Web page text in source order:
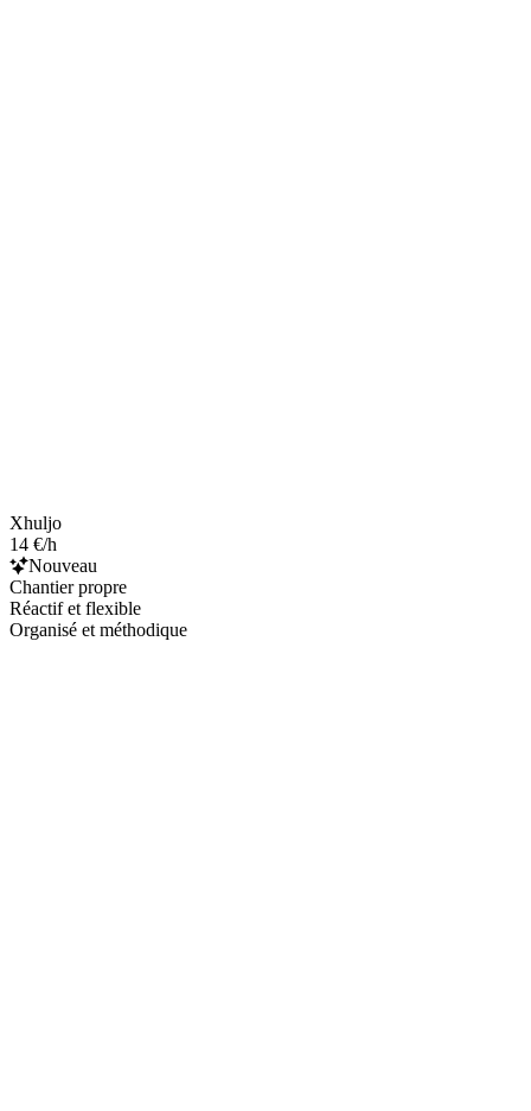
Xhuljo
14 €/h
Nouveau
Chantier propre
Réactif et flexible
Organisé et méthodique